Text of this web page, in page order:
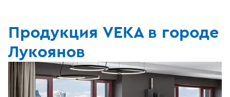
Продукция VEKA в городе
Лукоянов